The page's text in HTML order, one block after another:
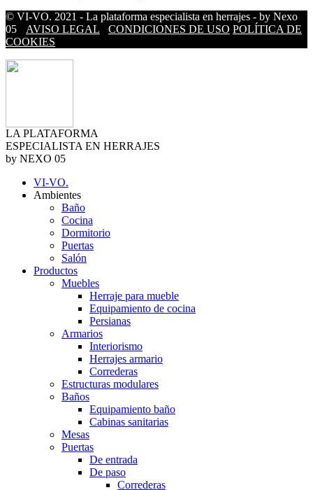
© VI-VO. 2021 - La plataforma especialista en herrajes - by Nexo
05
AVISO LEGAL CONDICIONES DE USO POLÍTICA DE
COOKIES
LA PLATAFORMA
ESPECIALISTA EN HERRAJES
by NEXO 05
VI-VO.
Ambientes
Baño
Cocina
Dormitorio
Puertas
Salón
Productos
Muebles
Herraje para mueble
Equipamiento de cocina
Persianas
Armarios
Interiorismo
Herrajes armario
Correderas
Estructuras modulares
Baños
Equipamiento baño
Cabinas sanitarias
Mesas
Puertas
De entrada
De paso
Correderas